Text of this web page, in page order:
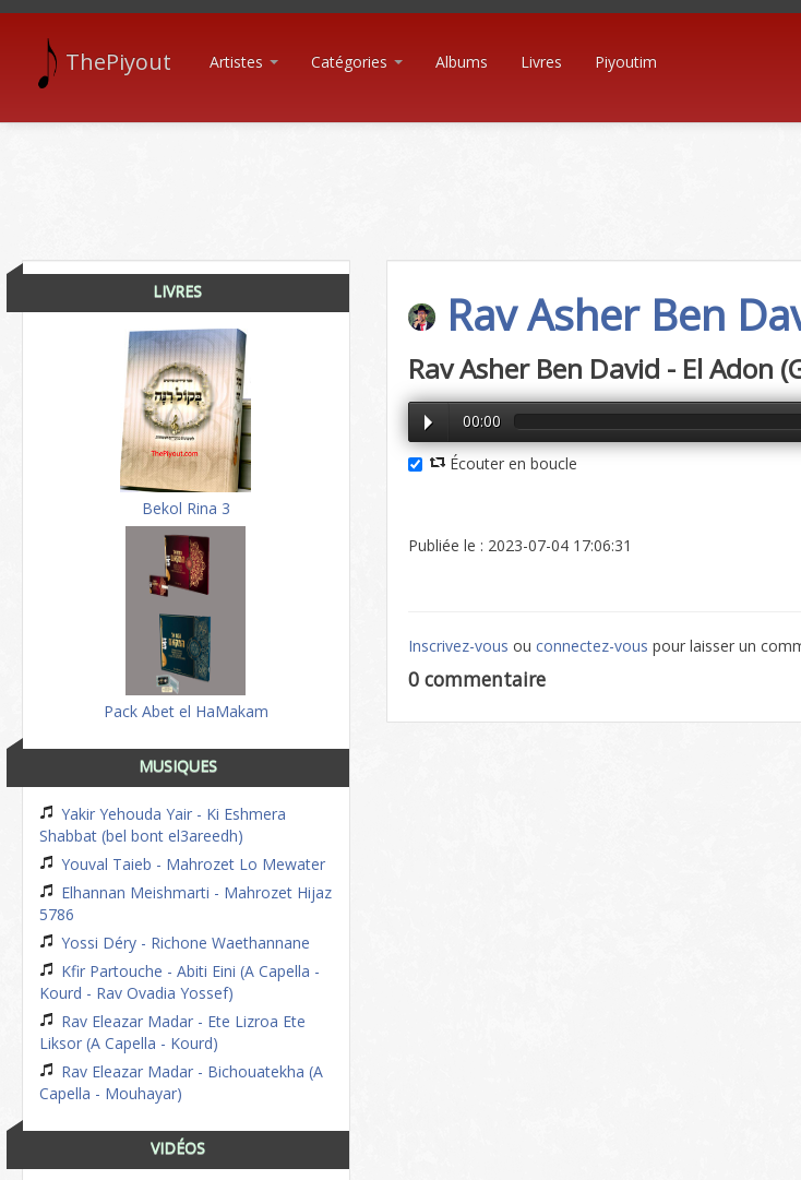
ThePiyout Artistes Catégories Albums Livres Piyoutim
LIVRES
Bekol Rina 3
Pack Abet el HaMakam
MUSIQUES
Yakir Yehouda Yair - Ki Eshmera
Shabbat (bel bont el3areedh)
Youval Taieb - Mahrozet Lo Mewater
Elhannan Meishmarti - Mahrozet Hijaz
5786
Yossi Déry - Richone Waethannane
Kfir Partouche - Abiti Eini (A Capella -
Kourd - Rav Ovadia Yossef)
Rav Eleazar Madar - Ete Lizroa Ete
Liksor (A Capella - Kourd)
Rav Eleazar Madar - Bichouatekha (A
Capella - Mouhayar)
VIDÉOS
Rav Asher Ben
Rav Asher Ben David - El Adon
00:00
Écouter en boucle
Publiée le : 2023-07-04 17:06:31
Inscrivez-vous ouconnectez-vous pour laisser un
0 commentaire